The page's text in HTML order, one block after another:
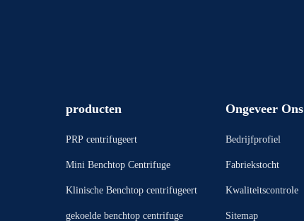
producten
PRP centrifugeert
Mini Benchtop Centrifuge
Klinische Benchtop centrifugeert
gekoelde benchtop centrifuge
Ongeveer Ons
Bedrijfprofiel
Fabriekstocht
Kwaliteitscontrole
Sitemap